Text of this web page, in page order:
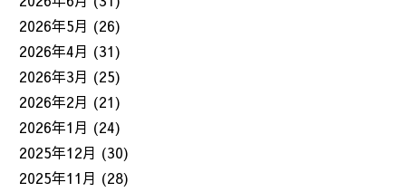
2026年5月 (26)
2026年4月 (31)
2026年3月 (25)
2026年2月 (21)
2026年1月 (24)
2025年12月 (30)
2025年11月 (28)